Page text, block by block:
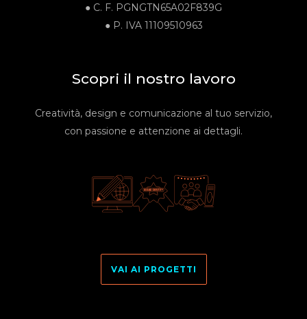
● C. F. PGNGTN65A02F839G
● P. IVA 11109510963
Scopri il nostro lavoro
Creatività, design e comunicazione al tuo servizio,
con passione e attenzione ai dettagli.
VAI AI PROGETTI